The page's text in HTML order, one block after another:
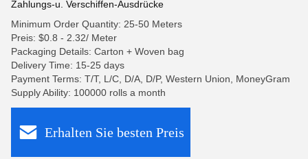
Zahlungs-u. Verschiffen-Ausdrücke
Minimum Order Quantity: 25-50 Meters
Preis: $0.8 - 2.32/ Meter
Packaging Details: Carton + Woven bag
Delivery Time: 15-25 days
Payment Terms: T/T, L/C, D/A, D/P, Western Union, MoneyGram
Supply Ability: 100000 rolls a month
Erhalten Sie besten Preis